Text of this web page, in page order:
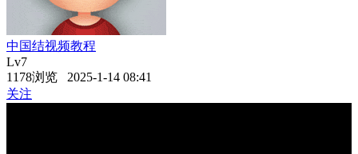
中国结视频教程
Lv7
1178浏览 2025-1-14 08:41
关注